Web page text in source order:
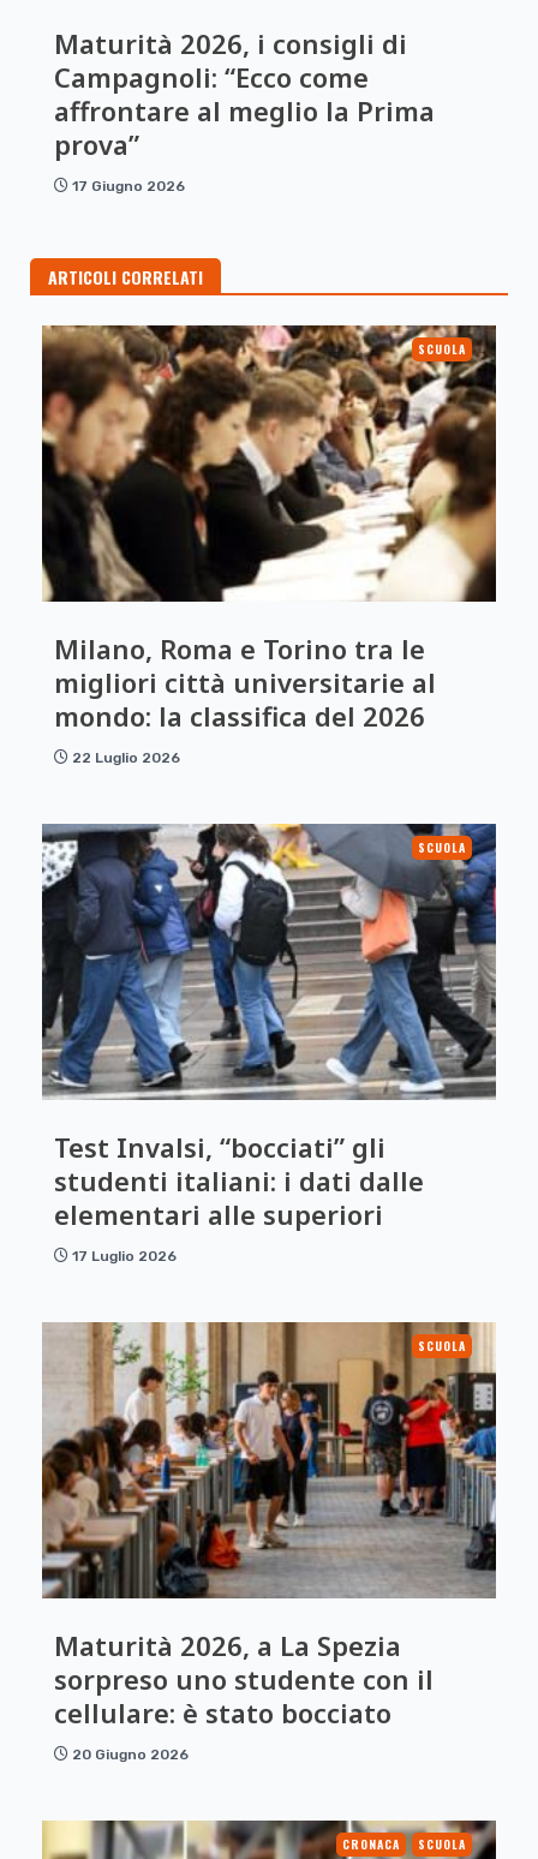
Maturità 2026, i consigli di
Campagnoli: “Ecco come
affrontare al meglio la Prima
prova”
17 Giugno 2026
ARTICOLI CORRELATI
SCUOLA
Milano, Roma e Torino tra le
migliori città universitarie al
mondo: la classifica del 2026
22 Luglio 2026
SCUOLA
Test Invalsi, “bocciati” gli
studenti italiani: i dati dalle
elementari alle superiori
17 Luglio 2026
SCUOLA
Maturità 2026, a La Spezia
sorpreso uno studente con il
cellulare: è stato bocciato
20 Giugno 2026
CRONACA SCUOLA